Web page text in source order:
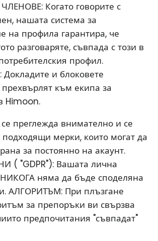
Когато говорите с
нашата система за
на профила гарантира, че
разговаряте, съвпада с този в
профил.
и блоковете
към екипа за
Himoon.
преглежда внимателно и се
мерки, които могат да
за постоянно на акаунт.
( "GDPR"): Вашата лична
няма да бъде споделяна
АЛГОРИТЪМ: При плъзгане
за препоръки ви свързва
предпочитания "съвпадат"